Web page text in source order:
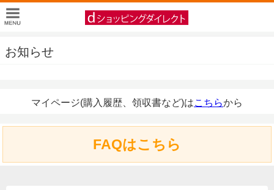
お知らせ
マイページ(購入履歴、領収書など)はこちらから
FAQはこちら